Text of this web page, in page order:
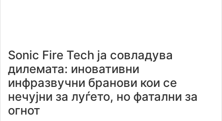
Sonic Fire Tech ја совладува
дилемата: иновативни
инфразвучни бранови кои се
нечујни за луѓето, но фатални за
огнот